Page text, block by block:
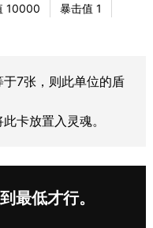
10000
暴击值 1
于7张，则此单位的盾
卡放置入灵魂。
最低才行。